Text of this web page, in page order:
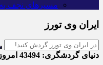
مسیرهای نجف به
ایران وی تورز
دنیای گردشگری: